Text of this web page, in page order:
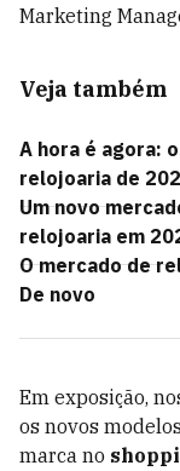
Marketing
Veja também
A hora é agora:
relojoaria de
Um novo
relojoaria em
O mercado de
De novo
Em exposição,
os novos
marca no